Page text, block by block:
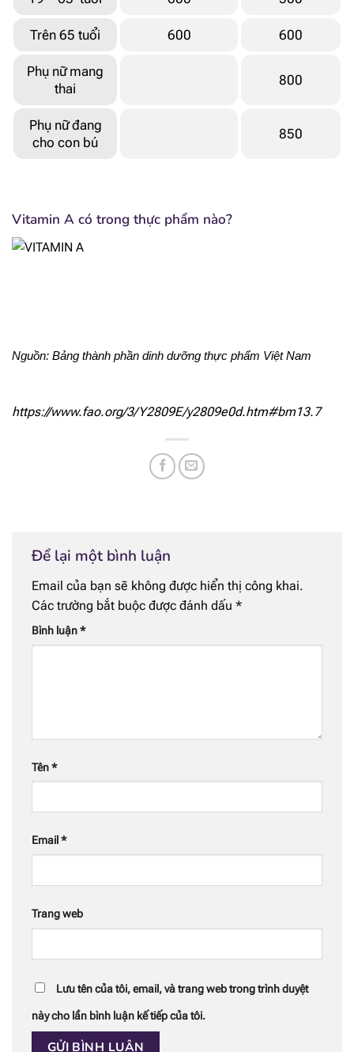
Trên 65 tuổi 600 600
Phụ nữ mang
thai
800
Phụ nữ đang
cho con bú
850
Vitamin A có trong thực phẩm nào?
Nguồn: Bảng thành phần dinh dưỡng thực phẩm Việt Nam
https://www.fao.org/3/Y2809E/y2809e0d.htm#bm13.7
Để lại một bình luận
Email của bạn sẽ không được hiển thị công khai.
Các trường bắt buộc được đánh dấu *
Bình luận*
Tên*
Email*
Trang web
Lưu tên của tôi, email, và trang web trong trình duyệt
này cho lần bình luận kế tiếp của tôi.